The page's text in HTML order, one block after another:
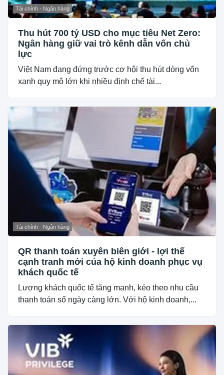
Tài chính - Ngân hàng
Thu hút 700 tỷ USD cho mục tiêu Net Zero:
Ngân hàng giữ vai trò kênh dẫn vốn chủ
lực
Việt Nam đang đứng trước cơ hội thu hút dòng vốn
xanh quy mô lớn khi nhiều định chế tài...
Tài chính - Ngân hàng
QR thanh toán xuyên biên giới - lợi thế
cạnh tranh mới của hộ kinh doanh phục vụ
khách quốc tế
Lượng khách quốc tế tăng mạnh, kéo theo nhu cầu
thanh toán số ngày càng lớn. Với hộ kinh doanh,...